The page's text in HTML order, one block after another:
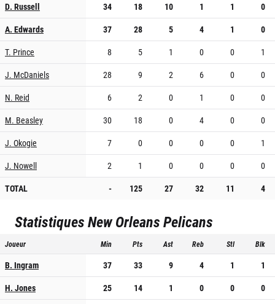
D. Russell
34 18 10 1 1
0
A. Edwards
37 28 5 4 1
0
T. Prince
8 5 1 0 0
1
J. McDaniels
28 9 2 6 0
0
N. Reid
6 2 0 1 0
0
M. Beasley
30 18 0 4 0
0
J. Okogie
7 0 0 0 0
1
J. Nowell
2 1 0 0 0
0
TOTAL
- 125 27 32 11 4
StatistiquesNew Orleans Pelicans
Joueur Min Pts Ast Reb Stl Blk
B. Ingram 37 33 9 4 1
1
H. Jones
25 14 1 0 0
0